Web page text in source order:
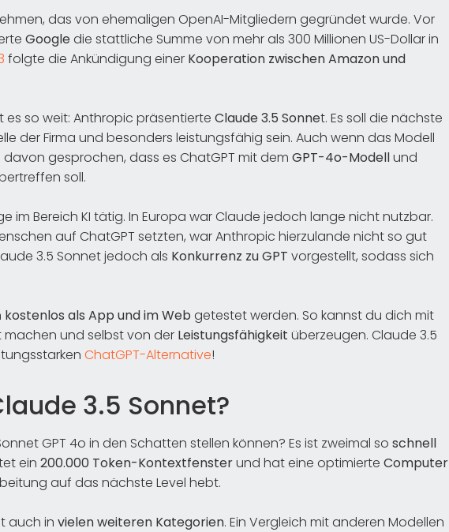
das von ehemaligen OpenAI-Mitgliedern gegründet wurde. Vor
Googledie stattliche Summe von mehr als 300 Millionen US-Dollar in
folgte die Ankündigung einer Kooperation zwischen Amazon und
es so weit: Anthropic präsentierte Claude 3.5 Sonnet. Es soll die nächste
der Firma und besonders leistungsfähig sein. Auch wenn das Modell
davon gesprochen, dass es ChatGPT mit dem GPT-4o-Modellund
soll.
im Bereich KI tätig. In Europa war Claude jedoch lange nicht nutzbar.
auf ChatGPT setzten, war Anthropic hierzulande nicht so gut
3.5 Sonnet jedoch als Konkurrenz zu GPT vorgestellt, sodass sich
kostenlos als App und im Web getestet werden. So kannst du dich mit
machen und selbst von der Leistungsfähigkeit überzeugen. Claude 3.5
ChatGPT-Alternative!
3.5 Sonnet?
GPT 4o in den Schatten stellen können? Es ist zweimal so schnell
ein 200.000 Token-Kontextfensterund hat eine optimierte Computer
auf das nächste Level hebt.
auch in vielen weiteren Kategorien. Ein Vergleich mit anderen Modellen